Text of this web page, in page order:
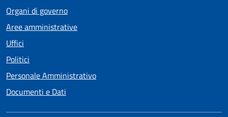
Organi di governo
Aree amministrative
Uffici
Politici
Personale Amministrativo
Documenti e Dati